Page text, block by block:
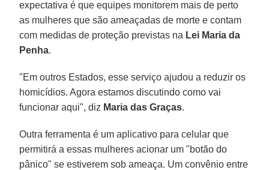
expectativa é que equipes monitorem mais de perto
as mulheres que são ameaçadas de morte e contam
com medidas de proteção previstas na Lei Maria da
Penha.
"Em outros Estados, esse serviço ajudou a reduzir os
homicídios. Agora estamos discutindo como vai
funcionar aqui", diz Maria das Graças.
Outra ferramenta é um aplicativo para celular que
permitirá a essas mulheres acionar um "botão do
pânico" se estiverem sob ameaça. Um convênio entre